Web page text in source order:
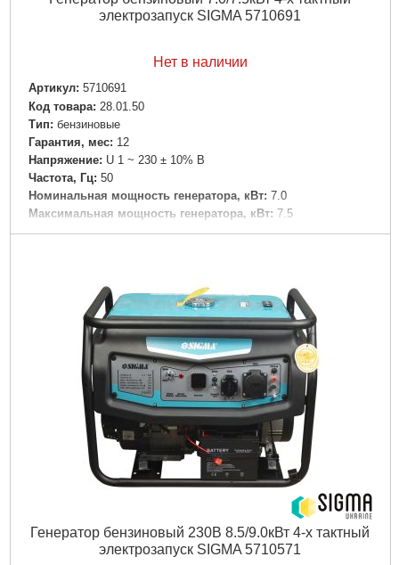
электрозапуск SIGMA 5710691
Нет в наличии
Артикул: 5710691
Код товара: 28.01.50
Tип: бензиновые
Гарантия, мес: 12
Напряжение: U 1 ~ 230 ± 10% В
Частота, Гц: 50
Номинальная мощность генератора, кВт: 7.0
Максимальная мощность генератора, кВт: 7.5
Выход постоянного тока, В/А: 12/8
Расход топлива, г/кВт*ч:
Емкость топливного бака, л: 25
Объем масляного картера, л: 1,1
Мощность двигателя привода, л.с.: 15
Рабочий объем двигателя привода, см³: 420
Время беспрерывной работы, ч: 8
Уровень шума, дБ: 85.5
700×560×575 мм
Подробнее...
Генератор бензиновый 230В 8.5/9.0кВт 4-х тактный
электрозапуск SIGMA 5710571